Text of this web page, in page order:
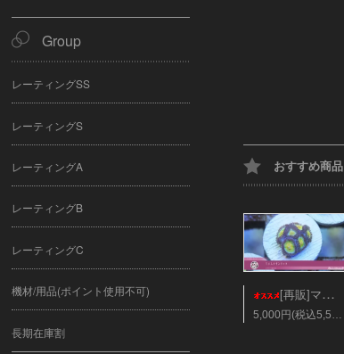
おすすめ商品
[再販]マメスナギンチャク フラグ28mm ソラマメ
5,000円(税込5,500円)
Group
レーティングSS
レーティングS
レーティングA
レーティングB
レーティングC
機材/用品(ポイント使用不可)
長期在庫割